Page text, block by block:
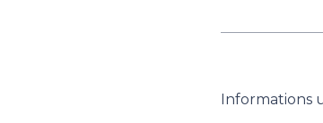
Informations